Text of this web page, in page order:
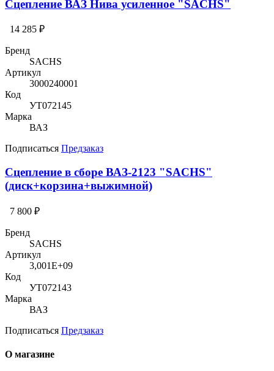
Сцепление ВАЗ Нива усиленное "SACHS"
14 285 ₽
Бренд
SACHS
Артикул
3000240001
Код
УТ072145
Марка
ВАЗ
Подписаться Предзаказ
Сцепление в сборе ВАЗ-2123 "SACHS"
(диск+корзина+выжимной)
7 800 ₽
Бренд
SACHS
Артикул
3,001E+09
Код
УТ072143
Марка
ВАЗ
Подписаться Предзаказ
О магазине